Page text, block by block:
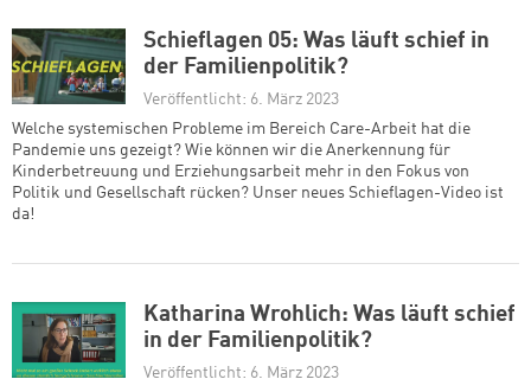
Schieflagen 05: Was läuft schief in
der Familienpolitik?
Veröffentlicht: 6. März 2023
Welche systemischen Probleme im Bereich Care-Arbeit hat die
Pandemie uns gezeigt? Wie können wir die Anerkennung für
Kinderbetreuung und Erziehungsarbeit mehr in den Fokus von
Politik und Gesellschaft rücken? Unser neues Schieflagen-Video ist
da!
Katharina Wrohlich: Was läuft schief
in der Familienpolitik?
Veröffentlicht: 6. März 2023